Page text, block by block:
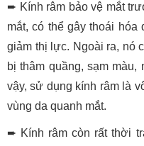
➨ Kính râm bảo vệ mắt
mắt, có thể gây thoái hóa
giảm thị lực. Ngoài ra, nó
bị thâm quầng, sạm
vậy, sử dụng kính râm là
vùng da quanh mắt.
➨ Kính râm còn rất thời